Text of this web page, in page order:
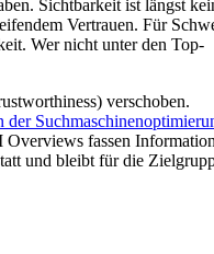
Sichtbarkeit ist längst
Vertrauen. Für
Wer nicht unter den Top-
verschoben.
der
fassen
und bleibt für die